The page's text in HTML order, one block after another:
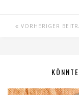
VORHERIGER